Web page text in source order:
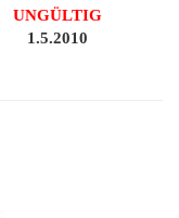
UNGÜLTIG
1.5.2010